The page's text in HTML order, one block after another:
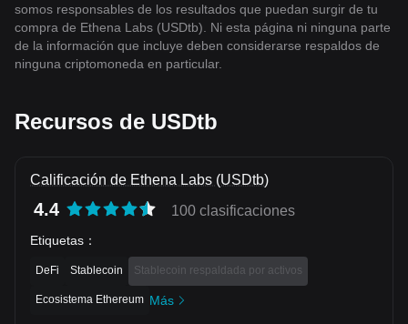
somos responsables de los resultados que puedan surgir de tu
compra de Ethena Labs (USDtb). Ni esta página ni ninguna parte
de la información que incluye deben considerarse respaldos de
ninguna criptomoneda en particular.
Recursos de USDtb
Calificación de Ethena Labs (USDtb)
4.4 100 clasificaciones
Etiquetas ：
DeFi Stablecoin Stablecoin respaldada por activos
Ecosistema Ethereum Más